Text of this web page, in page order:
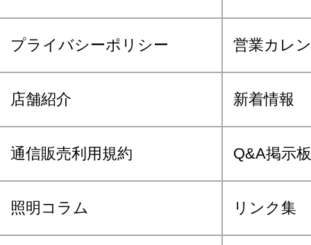
プライバシーポリシー 営業カレ
店舗紹介 新着情報
通信販売利用規約 Q&A掲示板
照明コラム リンク集